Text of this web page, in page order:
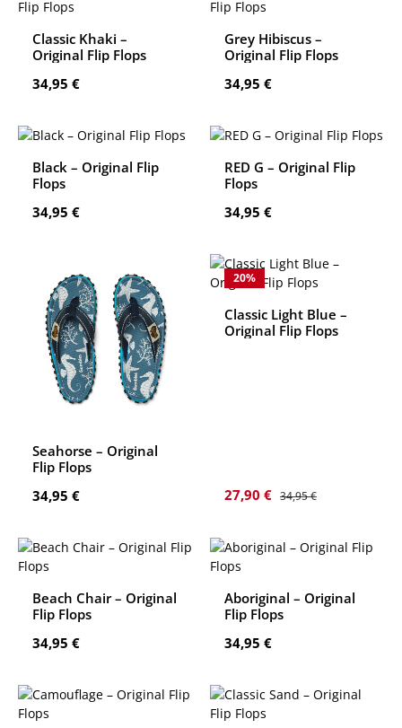
Classic Khaki –
Original Flip Flops
Regulärer Preis:
34,95 €
Grey Hibiscus –
Original Flip Flops
Regulärer Preis:
34,95 €
Black – Original Flip
Flops
Regulärer Preis:
34,95 €
RED G – Original Flip
Flops
Regulärer Preis:
34,95 €
Seahorse – Original
Flip Flops
Regulärer Preis:
34,95 €
20%
Classic Light Blue –
Original Flip Flops
Verkaufspreis:
27,90 € Regulärer Preis:
34,95 €
Beach Chair – Original
Flip Flops
Regulärer Preis:
34,95 €
Aboriginal – Original
Flip Flops
Regulärer Preis:
34,95 €